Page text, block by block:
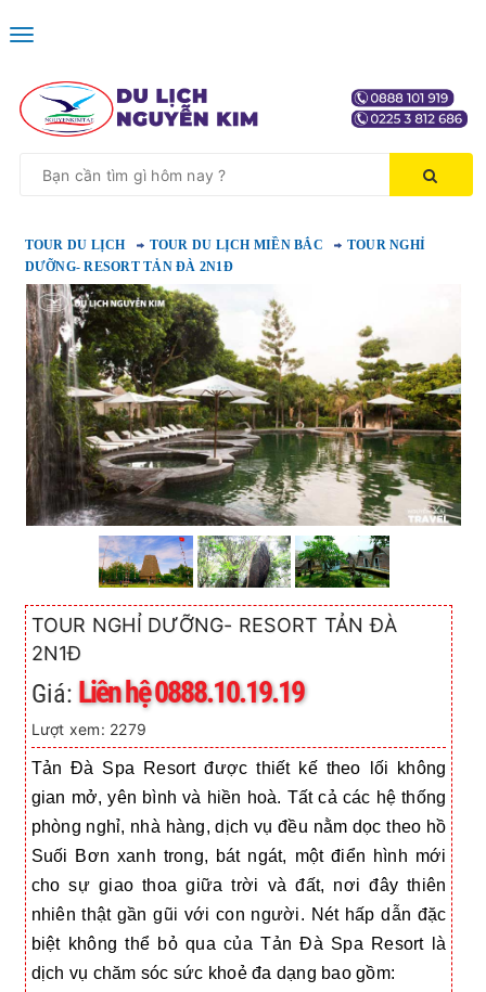
Toggle
TOUR DU LỊCH TOUR DU LỊCH MIỀN BẮC
TOUR NGHỈ
DƯỠNG- RESORT TẢN ĐÀ 2N1Đ
TOUR NGHỈ DƯỠNG- RESORT TẢN ĐÀ
2N1Đ
Giá: Liên hệ 0888.10.19.19
Lượt xem: 2279
Tản Đà Spa Resort được thiết kế theo lối không
gian mở, yên bình và hiền hoà. Tất cả các hệ thống
phòng nghỉ, nhà hàng, dịch vụ đều nằm dọc theo hồ
Suối Bơn xanh trong, bát ngát, một điển hình mới
cho sự giao thoa giữa trời và đất, nơi đây thiên
nhiên thật gần gũi với con người. Nét hấp dẫn đặc
biệt không thể bỏ qua của Tản Đà Spa Resort là
dịch vụ chăm sóc sức khoẻ đa dạng bao gồm: